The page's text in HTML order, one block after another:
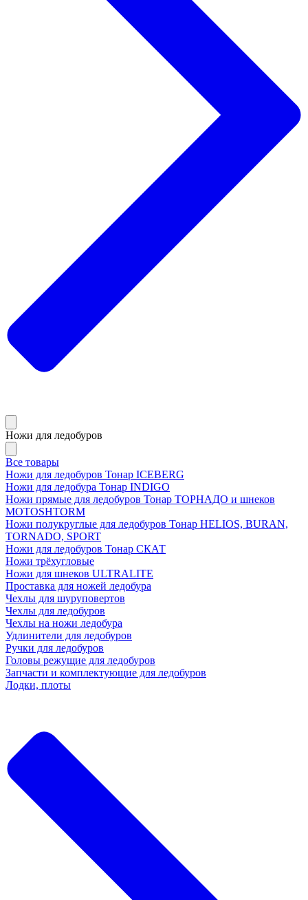
Ножи для ледобуров
Все товары
Ножи для ледобуров Тонар ICEBERG
Ножи для ледобура Тонар INDIGO
Ножи прямые для ледобуров Тонар ТОРНАДО и шнеков
MOTOSHTORM
Ножи полукруглые для ледобуров Тонар HELIOS, BURAN,
TORNADO, SPORT
Ножи для ледобуров Тонар СКАТ
Ножи трёхугловые
Ножи для шнеков ULTRALITE
Проставка для ножей ледобура
Чехлы для шуруповертов
Чехлы для ледобуров
Чехлы на ножи ледобура
Удлинители для ледобуров
Ручки для ледобуров
Головы режущие для ледобуров
Запчасти и комплектующие для ледобуров
Лодки, плоты